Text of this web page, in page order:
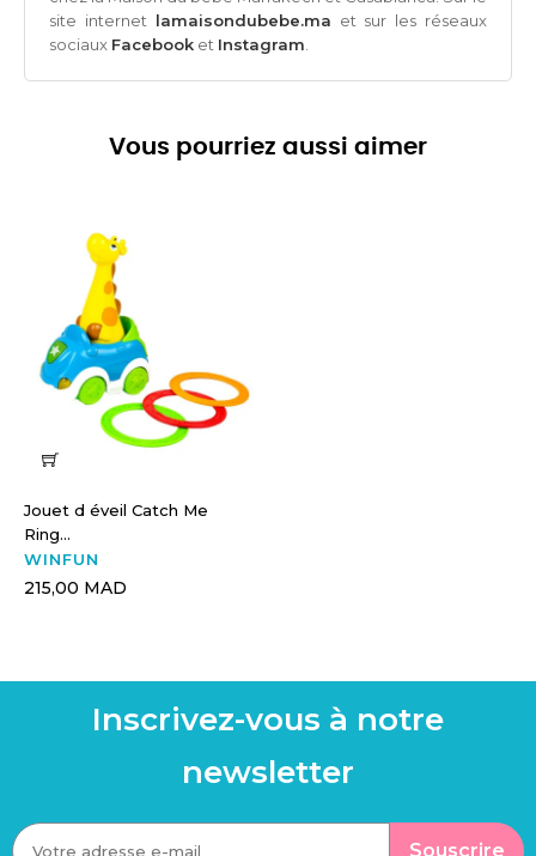
site internet lamaisondubebe.ma et sur les réseaux
sociaux Facebook et Instagram.
Vous pourriez aussi aimer
Jouet d éveil Catch Me
Ring...
WINFUN
215,00 MAD
Inscrivez-vous à notre
newsletter
Souscrire